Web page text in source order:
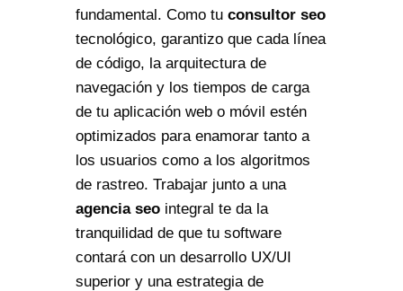
fundamental. Como tu consultor seo
tecnológico, garantizo que cada línea
de código, la arquitectura de
navegación y los tiempos de carga
de tu aplicación web o móvil estén
optimizados para enamorar tanto a
los usuarios como a los algoritmos
de rastreo. Trabajar junto a una
agencia seo integral te da la
tranquilidad de que tu software
contará con un desarrollo UX/UI
superior y una estrategia de